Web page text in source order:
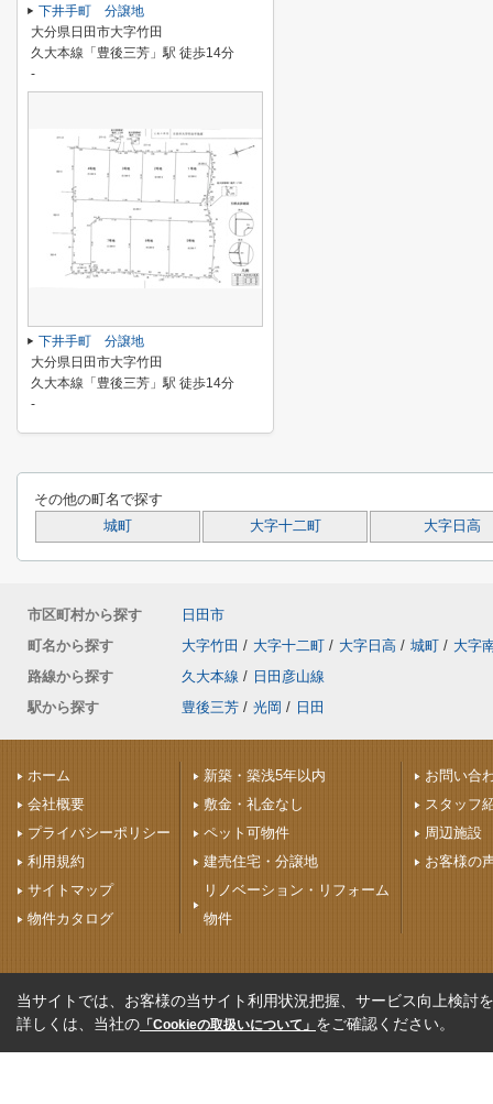
下井手町 分譲地
大分県日田市大字竹田
久大本線「豊後三芳」駅 徒歩14分
-
下井手町 分譲地
大分県日田市大字竹田
久大本線「豊後三芳」駅 徒歩14分
-
その他の町名で探す
城町 大字十二町 大字日高
市区町村から探す
日田市
町名から探す
大字竹田 / 大字十二町 / 大字日高 / 城町 / 大字
路線から探す
久大本線 / 日田彦山線
駅から探す
豊後三芳 / 光岡 / 日田
ホーム
会社概要
プライバシーポリシー
利用規約
サイトマップ
物件カタログ
新築・築浅5年以内
敷金・礼金なし
ペット可物件
建売住宅・分譲地
リノベーション・リフォーム
物件
お問い合
スタッフ
周辺施設
お客様の
当サイトでは、お客様の当サイト利用状況把握、サービス向上検討
詳しくは、当社の 「Cookieの取扱いについて」 をご確認ください。